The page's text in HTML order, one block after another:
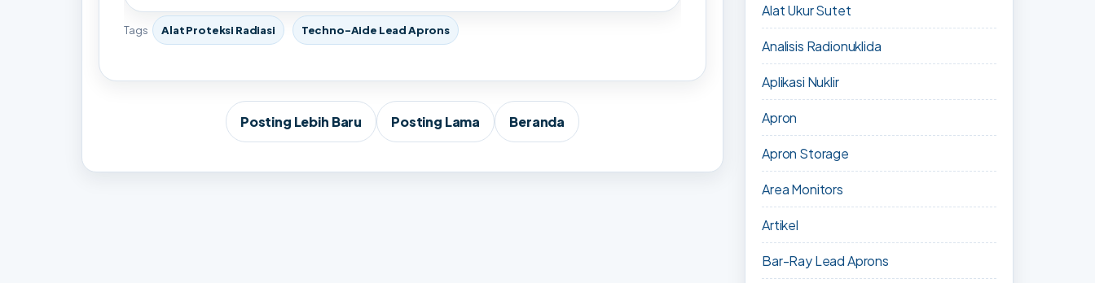
Tags Alat Proteksi Radiasi Techno-Aide Lead Aprons
Posting Lebih Baru Posting Lama Beranda
Alat Ukur Sutet
Analisis Radionuklida
Aplikasi Nuklir
Apron
Apron Storage
Area Monitors
Artikel
Bar-Ray Lead Aprons